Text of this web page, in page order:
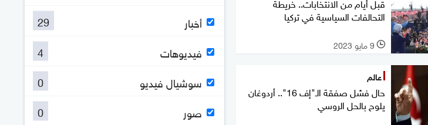
التحالفات السياسية في تركيا
l 9 مايو 2023
عالم
حال فشل صفقة الـ"إف 16".. أردوغان
يلوح بالحل الروسي
أخبار
29
فيديوهات
4
سوشيال فيديو
0
صور
0